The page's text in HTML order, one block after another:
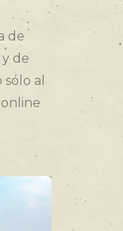
de
de
al